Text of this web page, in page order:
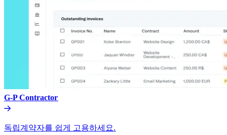
G-P Contractor​​
독립계약자를 쉽게 고용하세요.​​